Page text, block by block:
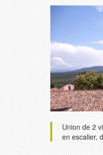
Union de 2
en escalier,